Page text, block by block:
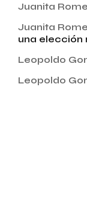
Juanita
Juanita
una elección
Leopoldo
Leopoldo